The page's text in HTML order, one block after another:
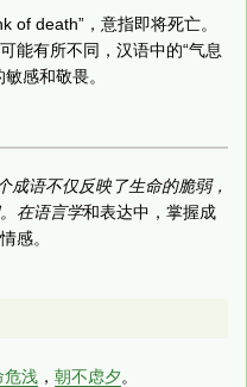
of death”，意指即将死亡。
能有所不同，汉语中的“气息
感和敬畏。
成语不仅反映了生命的脆弱，
在语言学和表达中，掌握成
感。
危浅 ，朝不虑夕。